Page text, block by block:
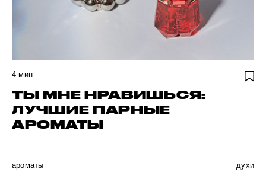
4 мин
ТЫ МНЕ НРАВИШЬСЯ:
ЛУЧШИЕ ПАРНЫЕ
АРОМАТЫ
ароматы духи